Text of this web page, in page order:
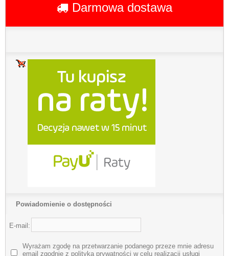
Darmowa dostawa
Powiadomienie o dostępności
E-mail:
Wyrażam zgodę na przetwarzanie podanego przeze mnie adresu
email zgodnie z polityką prywatności w celu realizacji usługi